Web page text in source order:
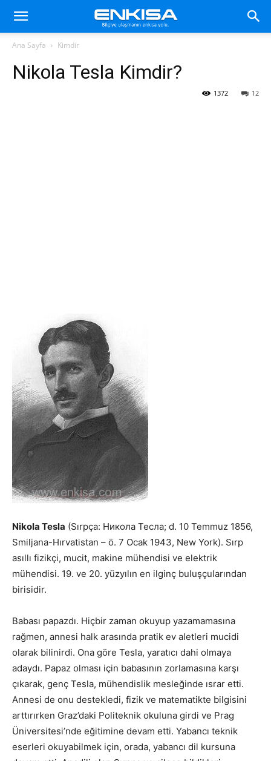
Ana Sayfa Kimdir
Nikola Tesla Kimdir?
12
1372
Nikola Tesla (Sırpça: Никола Тесла; d. 10 Temmuz 1856,
Smiljana-Hırvatistan – ö. 7 Ocak 1943, New York). Sırp
asıllı fizikçi, mucit, makine mühendisi ve elektrik
mühendisi. 19. ve 20. yüzyılın en ilginç buluşçularından
birisidir.
Babası papazdı. Hiçbir zaman okuyup yazamamasına
rağmen, annesi halk arasında pratik ev aletleri mucidi
olarak bilinirdi. Ona göre Tesla, yaratıcı dahi olmaya
adaydı. Papaz olması için babasının zorlamasına karşı
çıkarak, genç Tesla, mühendislik mesleğinde ısrar etti.
Annesi de onu destekledi, fizik ve matematikte bilgisini
arttırırken Graz’daki Politeknik okuluna girdi ve Prag
Üniversitesi’nde eğitimine devam etti. Yabancı teknik
eserleri okuyabilmek için, orada, yabancı dil kursuna